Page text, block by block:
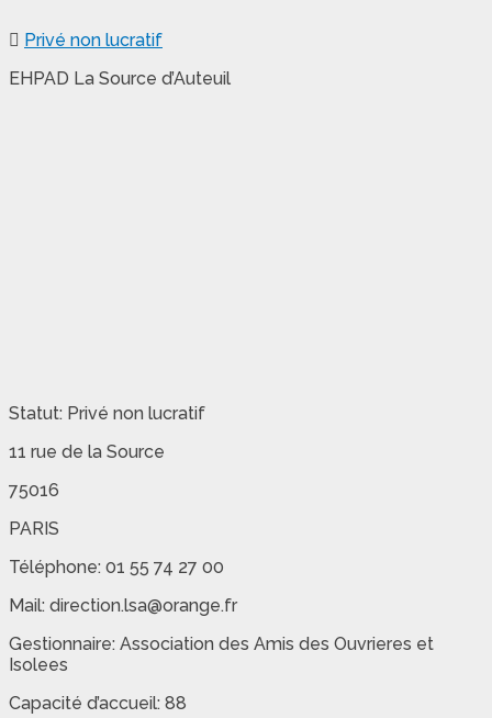
Privé non lucratif
EHPAD La Source d’Auteuil
Statut: Privé non lucratif
11 rue de la Source
75016
PARIS
Téléphone: 01 55 74 27 00
Mail: direction.lsa@orange.fr
Gestionnaire: Association des Amis des Ouvrieres et
Isolees
Capacité d’accueil: 88